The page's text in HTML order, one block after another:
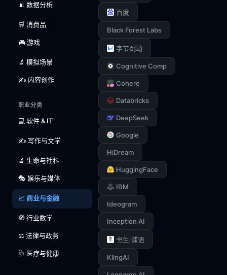
📊 数据分析
🛒 消费品
🎮 游戏
🔬 模拟场景
✍️ 内容创作
职业分类
💻 软件 & IT
✍️ 写作与文学
🔬 生命与社科
🎭 娱乐与媒体
📈 商业与金融
🧭 行业数学
⚖️ 法律与政务
🩺 医疗与健康
百度
Black Forest Labs
字节跳动
Cognitive Comp
Cohere
Databricks
DeepSeek
Google
HiDream
HuggingFace
IBM
Ideogram
Inception AI
书生·浦语
KlingAI